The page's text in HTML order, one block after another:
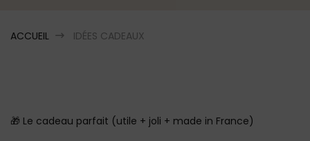
ACCUEIL IDÉES CADEAUX
🎁 Le cadeau parfait (utile + joli + made in France)